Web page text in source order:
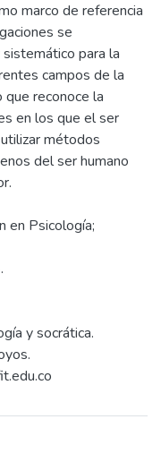
marco de referencia
se
para la
campos de la
que reconoce la
en los que el ser
métodos
del ser humano
en Psicología;
y socrática.